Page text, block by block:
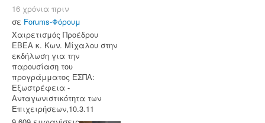
16 χρόνια πριν
σε Forums-Φόρουμ
Χαιρετισμός Προέδρου
ΕΒΕΑ κ. Κων. Μίχαλου στην
εκδήλωση για την
παρουσίαση του
προγράμματος ΕΣΠΑ:
Εξωστρέφεια -
Ανταγωνιστικότητα των
Επιχειρήσεων,10.3.11